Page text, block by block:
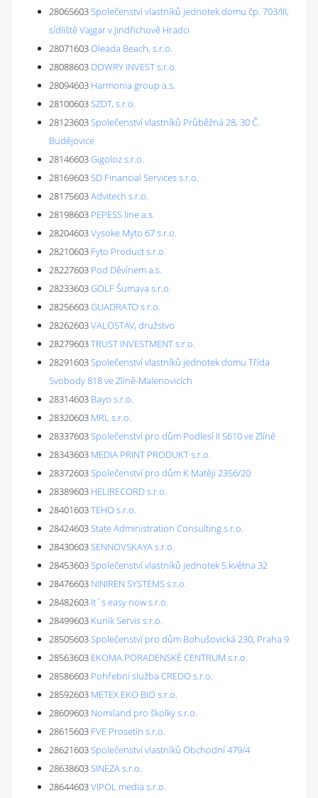
28065603Společenství vlastníků jednotek domu čp. 703/III,
sídliště Vajgar v Jindřichově Hradci
28071603Oleada Beach, s.r.o.
28088603 DOWRY INVEST s.r.o.
28094603 Harmonia group a.s.
28100603SZDT, s.r.o.
28123603Společenství vlastníků Průběžná 28, 30 Č.
Budějovice
28146603Gigoloz s.r.o.
28169603SD Financial Services s.r.o.
28175603Advitech s.r.o.
28198603 PEPESS line a.s.
28204603Vysoke Myto 67 s.r.o.
28210603 Fyto Product s.r.o.
28227603 Pod Děvínem a.s.
28233603GOLF Šumava s.r.o.
28256603GUADRATO s.r.o.
28262603VALOSTAV, družstvo
28279603TRUST INVESTMENT s.r.o.
28291603Společenství vlastníků jednotek domu Třída
Svobody 818 ve Zlíně-Malenovicích
28314603 Bayo s.r.o.
28320603 MRL s.r.o.
28337603Společenství pro dům Podlesí II 5610 ve Zlíně
28343603 MEDIA PRINT PRODUKT s.r.o.
28372603Společenství pro dům K Matěji 2356/20
28389603 HELIRECORD s.r.o.
28401603TEHO s.r.o.
28424603State Administration Consulting s.r.o.
28430603SENNOVSKAYA s.r.o.
28453603Společenství vlastníků jednotek 5.května 32
28476603 NINIREN SYSTEMS s.r.o.
28482603 It´s easy now s.r.o.
28499603 Kunik Servis s.r.o.
28505603Společenství pro dům Bohušovická 230, Praha 9
28563603 EKOMA PORADENSKÉ CENTRUM s.r.o.
28586603 Pohřební služba CREDO s.r.o.
28592603 METEX EKO BIO s.r.o.
28609603 Nomiland pro školky s.r.o.
28615603 FVE Prosetín s.r.o.
28621603Společenství vlastníků Obchodní 479/4
28638603SINEZA s.r.o.
28644603VIPOL media s.r.o.